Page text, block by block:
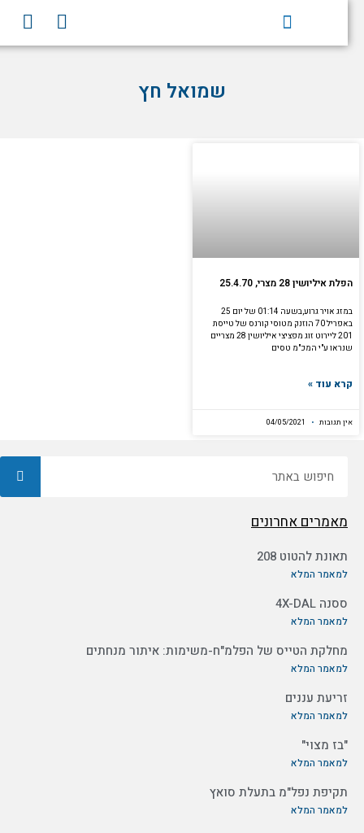
F
a
c
Y
o
u
שמואל חץ
הפלת איליושין 28 מצרי, 25.4.70
במזג אויר גרוע,בשעה 01:14 של יום 25
באפריל 70 הוזנק מטוסי קורנס של טייסת
201 ליירוט זוג מפציצי איליושין 28 מצריים
שנראו ע"י המכ"מ טסים
קרא עוד »
אין תגובות
מאמרים אחרונים
תאונת להטוט 208
למאמר המלא
ססנה 4X-DAL
למאמר המלא
מחלקת הטייס של הפלמ"ח-משימות: איתור מנחתים
למאמר המלא
זריעת עננים
למאמר המלא
"בז מצוי"
למאמר המלא
תקיפת נפל"מ בתעלת סואץ
למאמר המלא